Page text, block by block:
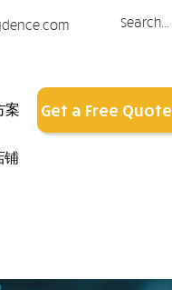
案
铺
Get a Free Quote